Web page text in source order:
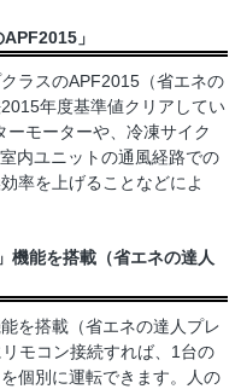
」
ラスのAPF2015（省エネの
年度基準値クリアしてい
ーモーターや、冷凍サイク
内ユニットの通風経路での
率を上げることなどによ
機能を搭載（省エネの達人
を搭載（省エネの達人プレ
モコン接続すれば、1台の
個別に運転できます。人の